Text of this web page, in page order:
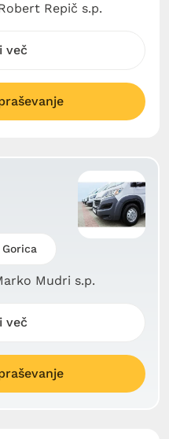
Repič s.p.
več
Mudri s.p.
Gorica
več